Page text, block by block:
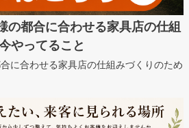
の都合に合わせる家具店の仕組
やってること
に合わせる家具店の仕組みづくりのため